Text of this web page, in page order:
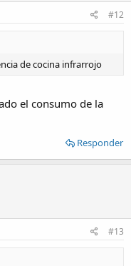
#12
de cocina infrarrojo
el consumo de la
Responder
#13